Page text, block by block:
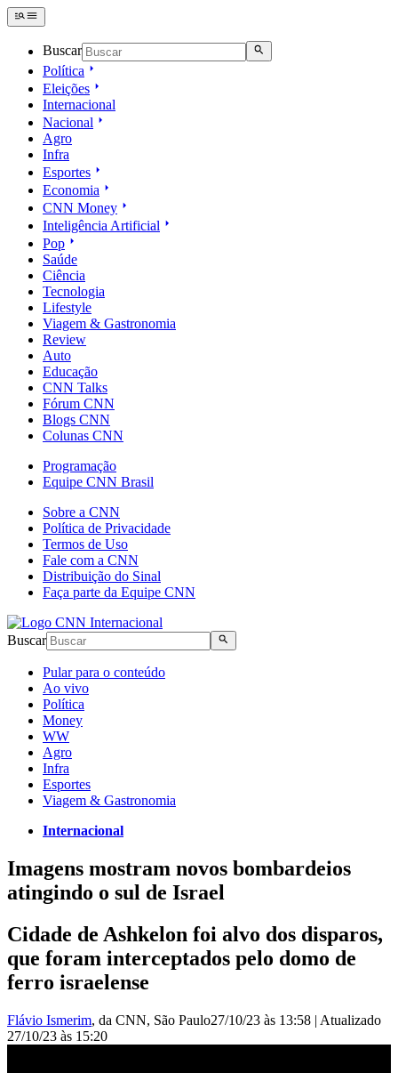
Buscar
Política
Eleições
Internacional
Nacional
Agro
Infra
Esportes
Economia
CNN Money
Inteligência Artificial
Pop
Saúde
Ciência
Tecnologia
Lifestyle
Viagem & Gastronomia
Review
Auto
Educação
CNN Talks
Fórum CNN
Blogs CNN
Colunas CNN
Programação
Equipe CNN Brasil
Sobre a CNN
Política de Privacidade
Termos de Uso
Fale com a CNN
Distribuição do Sinal
Faça parte da Equipe CNN
Buscar
Pular para o conteúdo
Ao vivo
Política
Money
WW
Agro
Infra
Esportes
Viagem & Gastronomia
Internacional
Imagens mostram novos bombardeios
atingindo o sul de Israel
Cidade de Ashkelon foi alvo dos disparos,
que foram interceptados pelo domo de
ferro israelense
Flávio Ismerim, da CNN, São Paulo27/10/23 às 13:58 | Atualizado
27/10/23 às 15:20